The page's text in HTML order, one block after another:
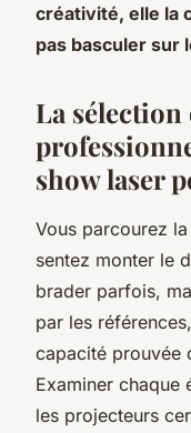
créativité, elle la
pas basculer sur
La
show laser
Vous parcourez
sentez monter le
brader parfois,
par les
capacité prouvée
Examiner chaque
les projecteurs